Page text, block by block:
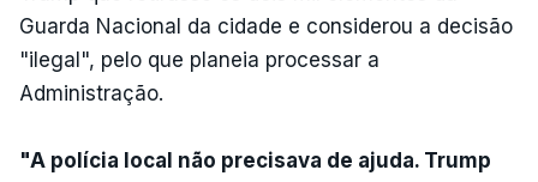
Guarda Nacional da cidade e considerou a decisão
"ilegal", pelo que planeia processar a
Administração.
"A polícia local não precisava de ajuda. Trump